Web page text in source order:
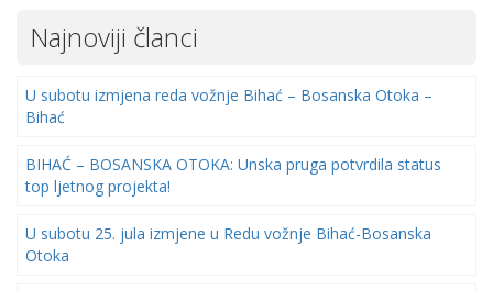
Najnoviji članci
U subotu izmjena reda vožnje Bihać – Bosanska Otoka –
Bihać
BIHAĆ – BOSANSKA OTOKA: Unska pruga potvrdila status
top ljetnog projekta!
U subotu 25. jula izmjene u Redu vožnje Bihać-Bosanska
Otoka